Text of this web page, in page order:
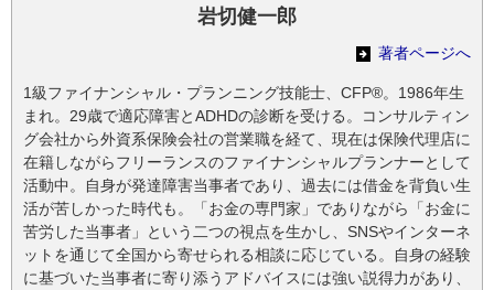
岩切健一郎
著者ページへ
1級ファイナンシャル・プランニング技能士、CFP®。1986年生
まれ。29歳で適応障害とADHDの診断を受ける。コンサルティン
グ会社から外資系保険会社の営業職を経て、現在は保険代理店に
在籍しながらフリーランスのファイナンシャルプランナーとして
活動中。自身が発達障害当事者であり、過去には借金を背負い生
活が苦しかった時代も。「お金の専門家」でありながら「お金に
苦労した当事者」という二つの視点を生かし、SNSやインターネ
ットを通じて全国から寄せられる相談に応じている。自身の経験
に基づいた当事者に寄り添うアドバイスには強い説得力があり、